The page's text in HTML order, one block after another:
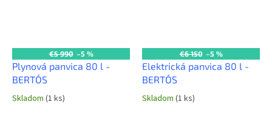
€5 990 –5 %
Plynová panvica 80 l -
BERTO´S
Skladom (1 ks)
€6 150 –5 %
Elektrická panvica 80 l -
BERTO´S
Skladom (1 ks)